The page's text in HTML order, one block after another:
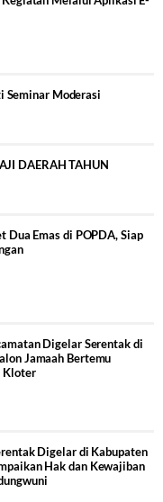
Seminar Moderasi
DAERAH TAHUN
Dua Emas di POPDA, Siap
Digelar Serentak di
Jamaah Bertemu
Kloter
Digelar di Kabupaten
Hak dan Kewajiban